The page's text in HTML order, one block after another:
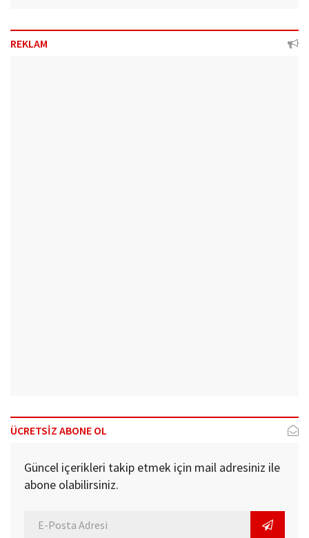
REKLAM
ÜCRETSİZ ABONE OL
Güncel içerikleri takip etmek için mail adresiniz ile
abone olabilirsiniz.